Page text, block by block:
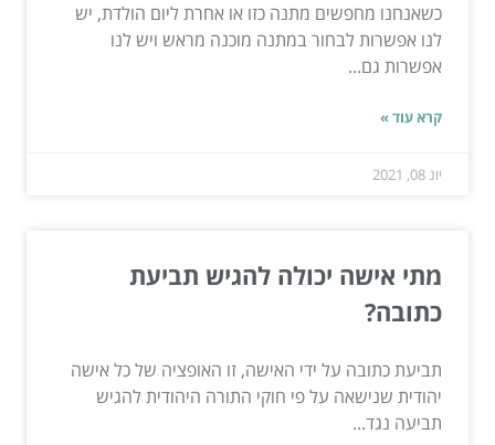
כשאנחנו מחפשים מתנה כזו או אחרת ליום הולדת, יש
לנו אפשרות לבחור במתנה מוכנה מראש ויש לנו
אפשרות גם...
קרא עוד »
יונ 08, 2021
מתי אישה יכולה להגיש תביעת
כתובה?
תביעת כתובה על ידי האישה, זו האופציה של כל אישה
יהודית שנישאה על פי חוקי התורה היהודית להגיש
תביעה נגד...